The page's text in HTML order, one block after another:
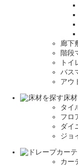
廊下
階段
トイ
バス
アウ
床材
タイ
フロ
ダイ
ジョ
カー